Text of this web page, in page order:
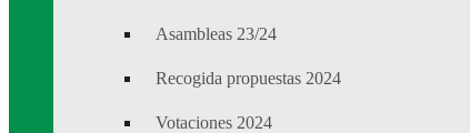
Asambleas 23/24
Recogida propuestas 2024
Votaciones 2024